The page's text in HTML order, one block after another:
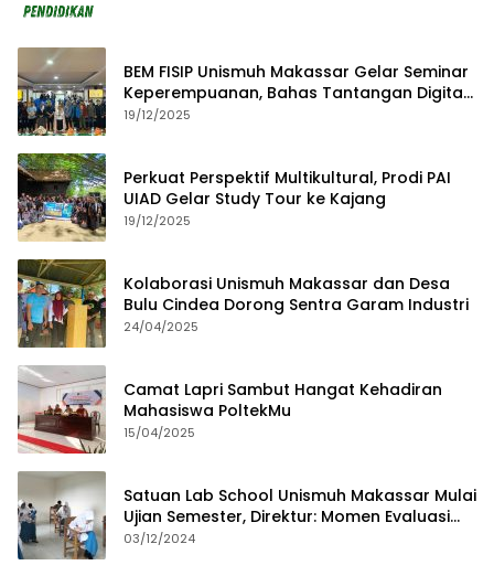
BEM FISIP Unismuh Makassar Gelar Seminar
Keperempuanan, Bahas Tantangan Digital
dan Budaya Lokal
19/12/2025
Perkuat Perspektif Multikultural, Prodi PAI
UIAD Gelar Study Tour ke Kajang
19/12/2025
Kolaborasi Unismuh Makassar dan Desa
Bulu Cindea Dorong Sentra Garam Industri
24/04/2025
Camat Lapri Sambut Hangat Kehadiran
Mahasiswa PoltekMu
15/04/2025
Satuan Lab School Unismuh Makassar Mulai
Ujian Semester, Direktur: Momen Evaluasi
Proses Pembelajaran
03/12/2024